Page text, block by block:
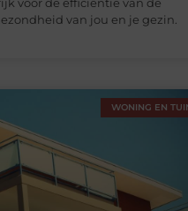
van jou en je gezin.
WONING EN